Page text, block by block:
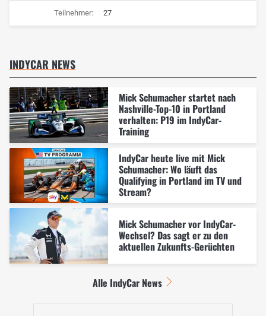
Teilnehmer: 27
INDYCAR NEWS
Mick Schumacher startet nach
Nashville-Top-10 in Portland
verhalten: P19 im IndyCar-
Training
IndyCar heute live mit Mick
Schumacher: Wo läuft das
Qualifying in Portland im TV und
Stream?
Mick Schumacher vor IndyCar-
Wechsel? Das sagt er zu den
aktuellen Zukunfts-Gerüchten
Alle IndyCar News